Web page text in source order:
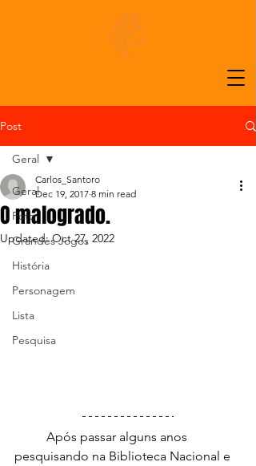
Post
Geral
Foto
Grandes Jogos
História
Personagem
Lista
Pesquisa
Geral
O malogrado.
Carlos_Santoro
Dec 19, 2017 8 min read
Updated:Oct 27, 2022
pesquisando na Biblioteca Nacional e